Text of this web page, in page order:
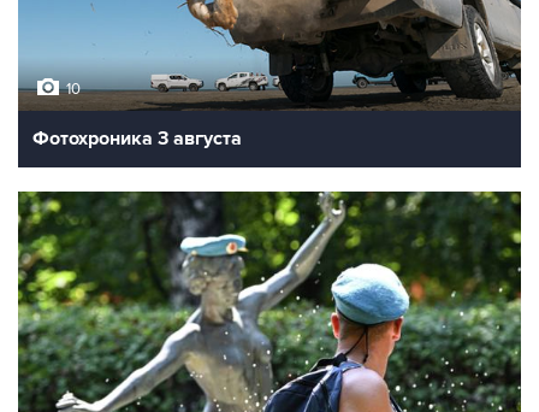
10
Фотохроника 3 августа